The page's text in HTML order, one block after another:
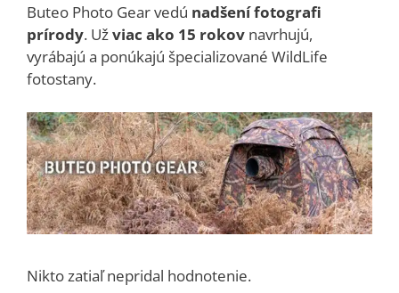
Buteo Photo Gear vedú nadšení fotografi
prírody. Užviac ako 15 rokov navrhujú,
vyrábajú a ponúkajú špecializované WildLife
fotostany.
Nikto zatiaľ nepridal hodnotenie.